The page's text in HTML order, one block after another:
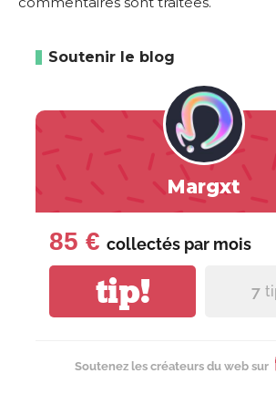
Soutenir le blog
Margxt
85 € collectés par mois
tip! 7
Soutenez les créateurs du web sur